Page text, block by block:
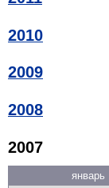
2010
2009
2008
2007
январь